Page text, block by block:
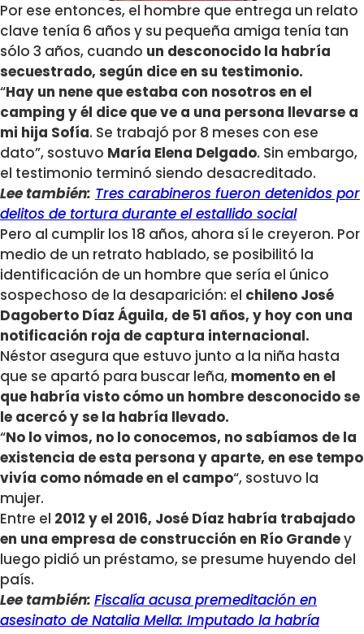
Por ese entonces, el hombre que entrega un relato
clave tenía 6 años y su pequeña amiga tenía tan
sólo 3 años, cuando un desconocido la habría
secuestrado, según dice en su testimonio.
“Hay un nene que estaba con nosotros en el
camping y él dice que ve a una persona llevarse a
mi hija Sofía. Se trabajó por 8 meses con ese
dato”, sostuvo María Elena Delgado. Sin embargo,
el testimonio terminó siendo desacreditado.
Lee también: Tres carabineros fueron detenidos por
delitos de tortura durante el estallido social
Pero al cumplir los 18 años, ahora sí le creyeron. Por
medio de un retrato hablado, se posibilitó la
identificación de un hombre que sería el único
sospechoso de la desaparición: el chileno José
Dagoberto Díaz Águila, de 51 años, y hoy con una
notificación roja de captura internacional.
Néstor asegura que estuvo junto a la niña hasta
que se apartó para buscar leña, momento en el
que habría visto cómo un hombre desconocido se
le acercó y se la habría llevado.
“No lo vimos, no lo conocemos, no sabíamos de la
existencia de esta persona y aparte, en ese tempo
vivía como nómade en el campo“, sostuvo la
mujer.
Entre el 2012 y el 2016, José Díaz habría trabajado
en una empresa de construcción en Río Grandey
luego pidió un préstamo, se presume huyendo del
país.
Lee también: Fiscalía acusa premeditación en
asesinato de Natalia Mella: Imputado la habría